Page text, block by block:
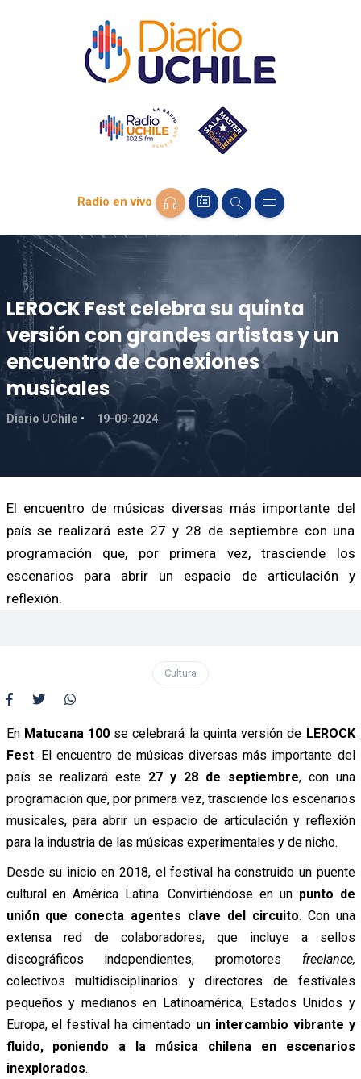
Radio en vivo
LEROCK Fest celebra su quinta
versión con grandes artistas y un
encuentro de conexiones
musicales
Diario UChile 19-09-2024
El encuentro de músicas diversas más importante del
país se realizará este 27 y 28 de septiembre con una
programación que, por primera vez, trasciende los
escenarios para abrir un espacio de articulación y
reflexión.
Cultura
En Matucana 100se celebrará la quinta versión de LEROCK
Fest. El encuentro de músicas diversas más importante del
país se realizará este 27 y 28 de septiembre, con una
programación que, por primera vez, trasciende los escenarios
musicales, para abrir un espacio de articulación y reflexión
para la industria de las músicas experimentales y de nicho.
Desde su inicio en 2018, el festival ha construido un puente
cultural en América Latina. Convirtiéndose en unpunto de
unión que conecta agentes clave del circuito. Con una
extensa red de colaboradores, que incluye a sellos
discográficos independientes, promotores freelance,
colectivos multidisciplinarios y directores de festivales
pequeños y medianos en Latinoamérica, Estados Unidos y
Europa, el festival ha cimentado un intercambio vibrante y
fluido, poniendo a la música chilena en escenarios
inexplorados.